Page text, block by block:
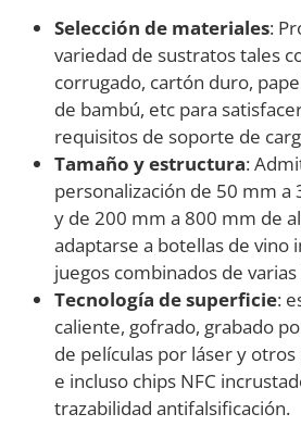
Selección de materiales:
variedad de sustratos tales
corrugado, cartón duro,
de bambú, etc para
requisitos de soporte de
Tamaño y estructura:
personalización de 50 mm
y de 200 mm a 800 mm de
adaptarse a botellas de vino
juegos combinados de
Tecnología de superficie:
caliente, gofrado, grabado
de películas por láser y
e incluso chips NFC
trazabilidad antifalsificación.